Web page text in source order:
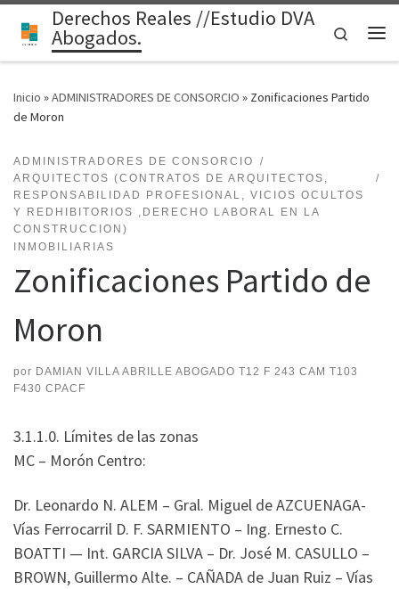
Saltar al contenido
Derechos Reales //Estudio DVA
Abogados.
Search
Inicio »ADMINISTRADORES DE CONSORCIO » Zonificaciones Partido
de Moron
ADMINISTRADORES DE CONSORCIO
ARQUITECTOS (CONTRATOS DE ARQUITECTOS,
RESPONSABILIDAD PROFESIONAL, VICIOS OCULTOS
Y REDHIBITORIOS ,DERECHO LABORAL EN LA
CONSTRUCCION)
INMOBILIARIAS
Zonificaciones Partido de
Moron
por DAMIAN VILLA ABRILLE ABOGADO T12 F 243 CAM T103
F430 CPACF
3.1.1.0. Límites de las zonas
MC – Morón Centro:
Dr. Leonardo N. ALEM – Gral. Miguel de AZCUENAGA-
Vías Ferrocarril D. F. SARMIENTO – Ing. Ernesto C.
BOATTI — Int. GARCIA SILVA – Dr. José M. CASULLO –
BROWN, Guillermo Alte. – CAÑADA de Juan Ruiz – Vías